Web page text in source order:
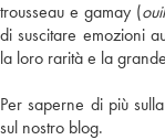
trousseau e gamay (
di suscitare emozioni
la loro rarità e la
Per saperne di più
sul nostro blog.